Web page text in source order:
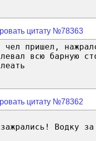
цитату №78363
чел пришел,
всю барную
цитату №78362
Водку